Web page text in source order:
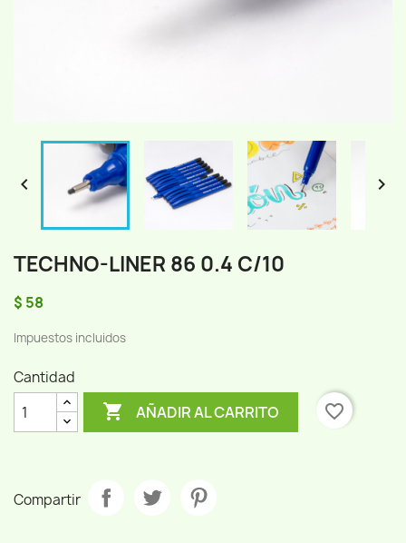
 
TECHNO-LINER 86 0.4 C/10
$ 58
Impuestos incluidos
Cantidad
 AÑADIR AL CARRITO favorite_border
Compartir